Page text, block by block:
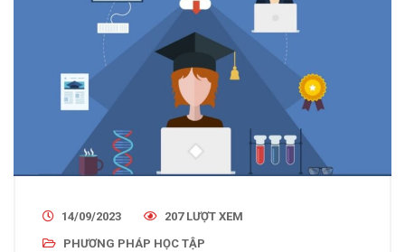
14/09/2023
207 LƯỢT XEM
PHƯƠNG PHÁP HỌC TẬP